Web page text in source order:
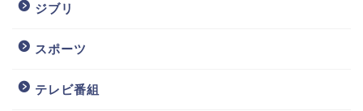
ジブリ
スポーツ
テレビ番組